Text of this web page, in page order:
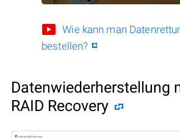
Wie kann man
bestellen?
Datenwiederherstellung
RAID Recovery